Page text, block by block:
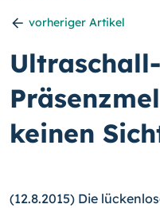
vorheriger Artikel
Ultraschall-
keinen
(12.8.2015) Die